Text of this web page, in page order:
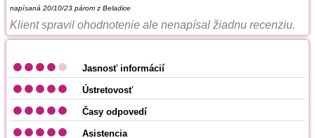
napísaná 20/10/23 párom z Beladice
Klient spravil ohodnotenie ale nenapísal žiadnu recenziu.
Jasnosť informácií
Ústretovosť
Časy odpovedí
Asistencia